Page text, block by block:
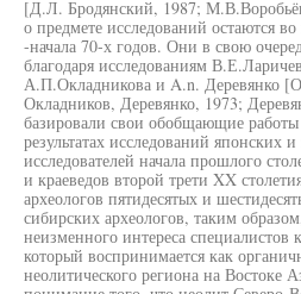
[Д.Л. Бродянский, 1987;
о предмете исследований остаются
-начала 70-х годов. Они в свою
благодаря исследованиям
А.П.Окладникова и A.n. Деревянко
Окладников, Деревянко, 1973;
базировали свои обобщающие
результатах исследований японских
исследователей начала прошлого
и краеведов второй трети XX
археологов пятидесятых и
сибирских археологов, таким
неизменного интереса специалистов
который воспринимается как
неолитического региона на Востоке